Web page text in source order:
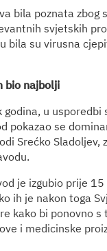
bila poznata zbog
svjetskih
bila su virusna
bio najbolji
u
pokazao se
Srećko
je izgubio prije
ih je nakon toga
kako bi ponovno
i medicinske